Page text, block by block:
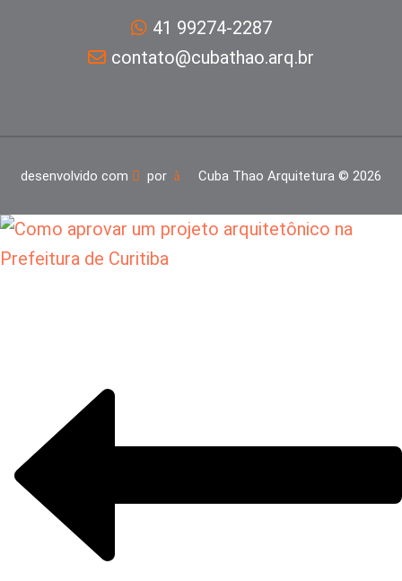
41 99274-2287
contato@cubathao.arq.br
desenvolvido com por Cuba Thao Arquitetura © 2026